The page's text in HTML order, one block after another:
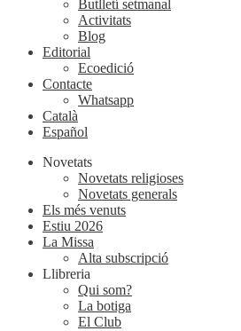
Butlletí setmanal
Activitats
Blog
Editorial
Ecoedició
Contacte
Whatsapp
Català
Español
Novetats
Novetats religioses
Novetats generals
Els més venuts
Estiu 2026
La Missa
Alta subscripció
Llibreria
Qui som?
La botiga
El Club